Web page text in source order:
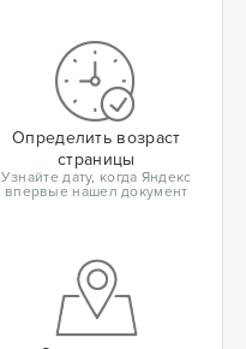
Определить возраст
страницы
Узнайте дату, когда Яндекс
впервые нашел документ